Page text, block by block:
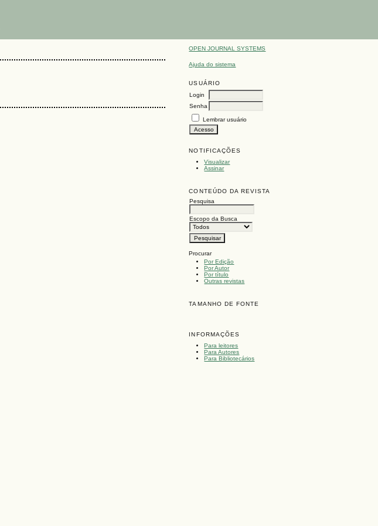
OPEN JOURNAL SYSTEMS
Ajuda do sistema
USUÁRIO
Login
Senha
Lembrar usuário
NOTIFICAÇÕES
Visualizar
Assinar
CONTEÚDO DA REVISTA
Pesquisa
Escopo da Busca
Procurar
Por Edição
Por Autor
Por título
Outras revistas
TAMANHO DE FONTE
INFORMAÇÕES
Para leitores
Para Autores
Para Bibliotecários